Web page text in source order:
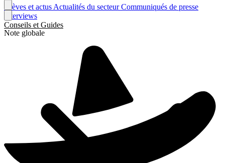
Brèves et actus Actualités du secteurCommuniqués de presse
Interviews
Conseils et Guides
Note globale